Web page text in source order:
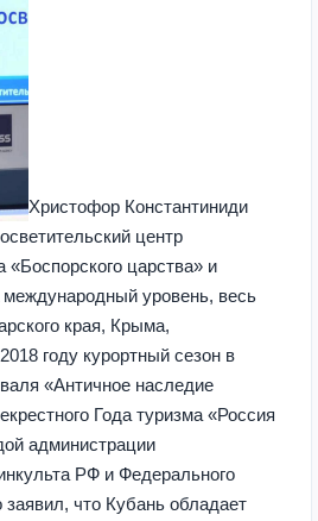
Христофор Константиниди
центр
«Боспорского царства» и
уровень, весь
края, Крыма,
году курортный сезон в
«Античное наследие
Года туризма «Россия
администрации
РФ и Федерального
заявил, что Кубань обладает